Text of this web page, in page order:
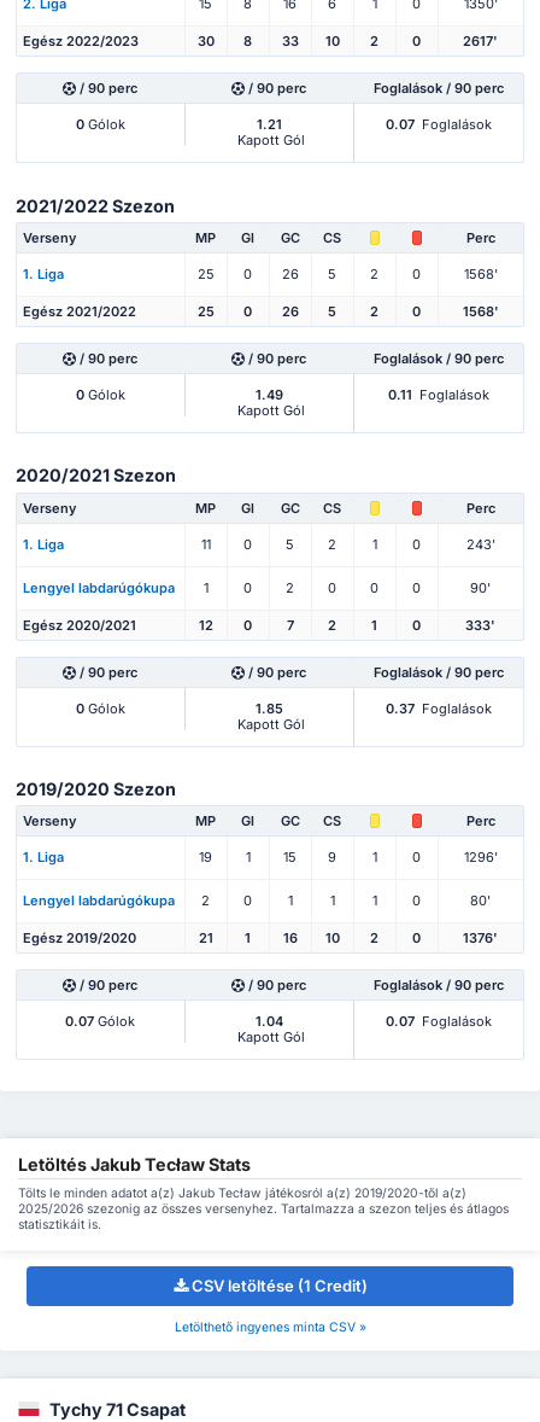
2. Liga 15 8 16 6 1 0 1350'
Egész 2022/2023 30 8 33 10 2 0 2617'
/ 90 perc / 90 perc Foglalások / 90 perc
0Gólok
1.21
Kapott Gól
0.07 Foglalások
2021/2022 Szezon
Verseny MP Gl GC CS Perc
1. Liga 25 0 26 5 2 0 1568'
Egész 2021/2022 25 0 26 5 2 0 1568'
/ 90 perc / 90 perc Foglalások / 90 perc
0Gólok
1.49
Kapott Gól
0.11 Foglalások
2020/2021 Szezon
Verseny MP Gl GC CS Perc
1. Liga 11 0 5 2 1 0 243'
Lengyel labdarúgókupa 1 0 2 0 0 0 90'
Egész 2020/2021 12 0 7 2 1 0 333'
/ 90 perc / 90 perc Foglalások / 90 perc
0Gólok
1.85
Kapott Gól
0.37 Foglalások
2019/2020 Szezon
Verseny MP Gl GC CS Perc
1. Liga 19 1 15 9 1 0 1296'
Lengyel labdarúgókupa 2 0 1 1 1 0 80'
Egész 2019/2020 21 1 16 10 2 0 1376'
/ 90 perc / 90 perc Foglalások / 90 perc
0.07 Gólok
1.04
Kapott Gól
0.07 Foglalások
Letöltés Jakub Tecław Stats
Tölts le minden adatot a(z) Jakub Tecław játékosról a(z) 2019/2020-től a(z)
2025/2026 szezonig az összes versenyhez. Tartalmazza a szezon teljes és átlagos
statisztikáit is.
CSV letöltése (1 Credit)
Letölthető ingyenes minta CSV »
Tychy 71 Csapat